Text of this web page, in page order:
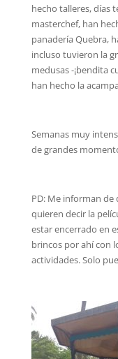
hecho talleres, días
masterchef, han
panadería Quebra,
incluso tuvieron la
medusas -¡bendita
han hecho la
Semanas muy
de grandes
PD: Me informan
quieren decir la
estar encerrado en
brincos por ahí con
actividades. Solo